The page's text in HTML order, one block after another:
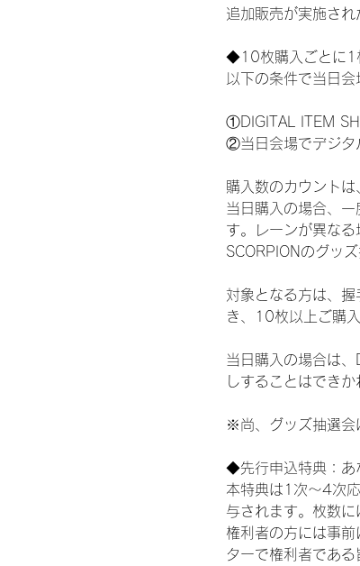
追加販売が実施され
◆10枚購入ごとに1
以下の条件で当日
①DIGITAL ITEM
②当日会場でデジタ
購入数のカウントは
当日購入の場合、
す。レーンが異な
SCORPIONのグッ
対象となる方は、
き、10枚以上ご購
当日購入の場合は
しすることはできか
※尚、グッズ抽選会
◆先行申込特典：あ
本特典は1次〜4次
与されます。枚数に
権利者の方には事
ターで権利者である